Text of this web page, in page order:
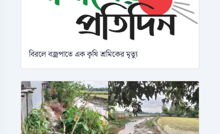
বিরলে বজ্রপাতে এক কৃষি শ্রমিকের মৃত্যু